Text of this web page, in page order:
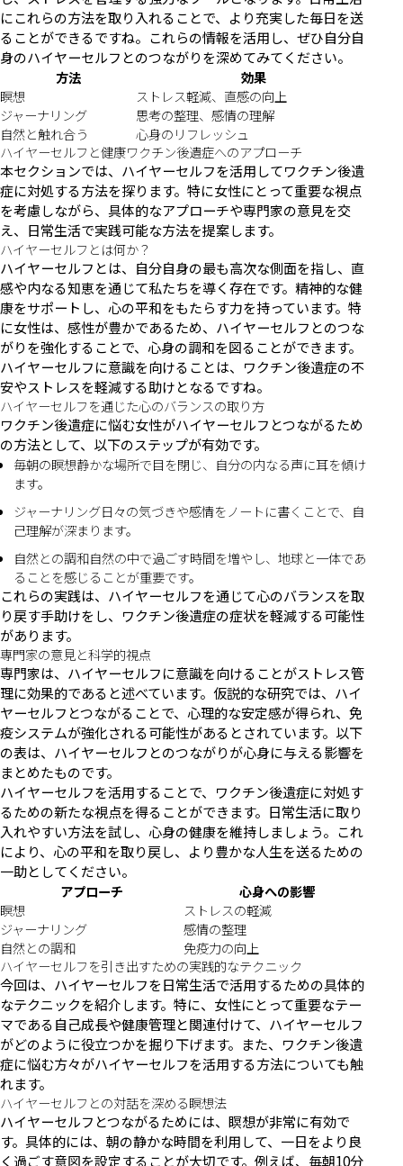
にこれらの方法を取り入れることで、より充実した毎日を送
ることができるですね。これらの情報を活用し、ぜひ自分自
身のハイヤーセルフとのつながりを深めてみてください。
方法
効果
瞑想
ストレス軽減、直感の向上
ジャーナリング
思考の整理、感情の理解
自然と触れ合う
心身のリフレッシュ
ハイヤーセルフと健康ワクチン後遺症へのアプローチ
本セクションでは、ハイヤーセルフを活用してワクチン後遺
症に対処する方法を探ります。特に女性にとって重要な視点
を考慮しながら、具体的なアプローチや専門家の意見を交
え、日常生活で実践可能な方法を提案します。
ハイヤーセルフとは何か？
ハイヤーセルフとは、自分自身の最も高次な側面を指し、直
感や内なる知恵を通じて私たちを導く存在です。精神的な健
康をサポートし、心の平和をもたらす力を持っています。特
に女性は、感性が豊かであるため、ハイヤーセルフとのつな
がりを強化することで、心身の調和を図ることができます。
ハイヤーセルフに意識を向けることは、ワクチン後遺症の不
安やストレスを軽減する助けとなるですね。
ハイヤーセルフを通じた心のバランスの取り方
ワクチン後遺症に悩む女性がハイヤーセルフとつながるため
の方法として、以下のステップが有効です。
毎朝の瞑想静かな場所で目を閉じ、自分の内なる声に耳を傾け
ます。
ジャーナリング日々の気づきや感情をノートに書くことで、自
己理解が深まります。
自然との調和自然の中で過ごす時間を増やし、地球と一体であ
ることを感じることが重要です。
これらの実践は、ハイヤーセルフを通じて心のバランスを取
り戻す手助けをし、ワクチン後遺症の症状を軽減する可能性
があります。
専門家の意見と科学的視点
専門家は、ハイヤーセルフに意識を向けることがストレス管
理に効果的であると述べています。仮説的な研究では、ハイ
ヤーセルフとつながることで、心理的な安定感が得られ、免
疫システムが強化される可能性があるとされています。以下
の表は、ハイヤーセルフとのつながりが心身に与える影響を
まとめたものです。
ハイヤーセルフを活用することで、ワクチン後遺症に対処す
るための新たな視点を得ることができます。日常生活に取り
入れやすい方法を試し、心身の健康を維持しましょう。これ
により、心の平和を取り戻し、より豊かな人生を送るための
一助としてください。
アプローチ
心身への影響
瞑想
ストレスの軽減
ジャーナリング
感情の整理
自然との調和
免疫力の向上
ハイヤーセルフを引き出すための実践的なテクニック
今回は、ハイヤーセルフを日常生活で活用するための具体的
なテクニックを紹介します。特に、女性にとって重要なテー
マである自己成長や健康管理と関連付けて、ハイヤーセルフ
がどのように役立つかを掘り下げます。また、ワクチン後遺
症に悩む方々がハイヤーセルフを活用する方法についても触
れます。
ハイヤーセルフとの対話を深める瞑想法
ハイヤーセルフとつながるためには、瞑想が非常に有効で
す。具体的には、朝の静かな時間を利用して、一日をより良
く過ごす意図を設定することが大切です。例えば、毎朝10分